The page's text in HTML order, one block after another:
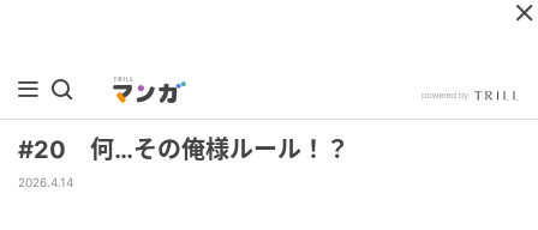
#20 何…その俺様ルール！？
2026.4.14